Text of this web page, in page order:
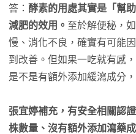
答： 酵素的用處其實是「幫
減肥的效用。 至於解便秘，
慢、消化不良，確實有可能
到改善。但如果一吃就有感
是不是有額外添加緩瀉成分
張宜婷補充，有安全相關認
株數量、沒有額外添加瀉藥